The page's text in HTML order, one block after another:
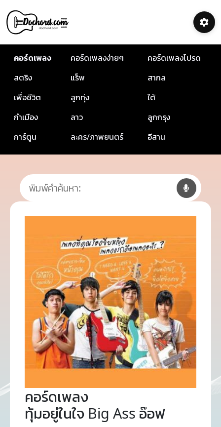
คอร์ดเพลง คอร์ดเพลงง่ายๆ
คอร์ดเพลงโปรด
สตริง
แร็พ
สากล
เพื่อชีวิต
ลูกทุ่ง
ใต้
กำเมือง
ลาว
ลูกกรุง
การ์ตูน
ละคร/ภาพยนตร์ อีสาน
คอร์ดเพลง
ทุ้มอยู่ในใจ Big Ass อ๊อฟ